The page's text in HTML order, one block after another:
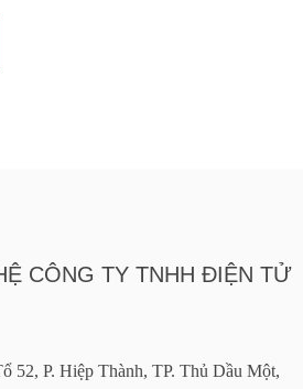
CÔNG TY TNHH ĐIỆN TỬ
P. Hiệp Thành, TP. Thủ Dầu Một,